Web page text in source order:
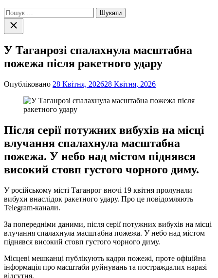
Пошук:
Закрити
пошук
У Таганрозі спалахнула масштабна
пожежа після ракетного удару
Опубліковано 28 Квітня, 202628 Квітня, 2026
Після серії потужних вибухів на місці
влучання спалахнула масштабна
пожежа. У небо над містом піднявся
високий стовп густого чорного диму.
У російському місті Таганрог вночі 19 квітня пролунали
вибухи внаслідок ракетного удару. Про це повідомляють
Telegram-канали.
За попередніми даними, після серії потужних вибухів на місці
влучання спалахнула масштабна пожежа. У небо над містом
піднявся високий стовп густого чорного диму.
Місцеві мешканці публікують кадри пожежі, проте офіційна
інформація про масштаби руйнувань та постраждалих наразі
відсутня.